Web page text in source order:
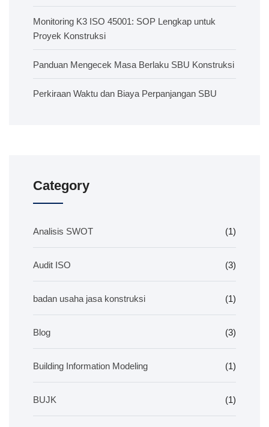
Monitoring K3 ISO 45001: SOP Lengkap untuk
Proyek Konstruksi
Panduan Mengecek Masa Berlaku SBU Konstruksi
Perkiraan Waktu dan Biaya Perpanjangan SBU
Category
Analisis SWOT (1)
Audit ISO (3)
badan usaha jasa konstruksi (1)
Blog (3)
Building Information Modeling (1)
BUJK (1)